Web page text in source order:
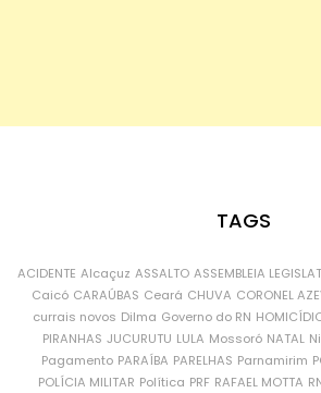
TAGS
ACIDENTE Alcaçuz ASSALTO ASSEMBLEIA
Caicó CARAÚBAS Ceará CHUVA CORONEL
currais novos Dilma Governo do RN
PIRANHAS JUCURUTU LULA Mossoró NATAL
Pagamento PARAÍBA PARELHAS Parnamirim
POLÍCIA MILITAR Política PRF RAFAEL MOTTA